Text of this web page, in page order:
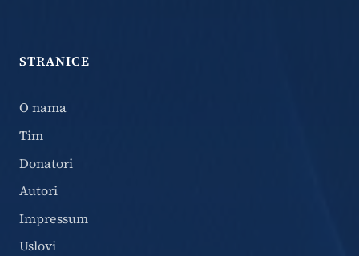
STRANICE
O nama
Tim
Donatori
Autori
Impressum
Uslovi